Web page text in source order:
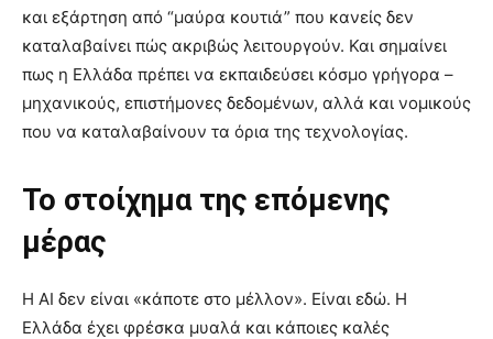
και εξάρτηση από “μαύρα κουτιά” που κανείς δεν
καταλαβαίνει πώς ακριβώς λειτουργούν. Και σημαίνει
πως η Ελλάδα πρέπει να εκπαιδεύσει κόσμο γρήγορα –
μηχανικούς, επιστήμονες δεδομένων, αλλά και νομικούς
που να καταλαβαίνουν τα όρια της τεχνολογίας.
Το στοίχημα της επόμενης
μέρας
Η AI δεν είναι «κάποτε στο μέλλον». Είναι εδώ. Η
Ελλάδα έχει φρέσκα μυαλά και κάποιες καλές